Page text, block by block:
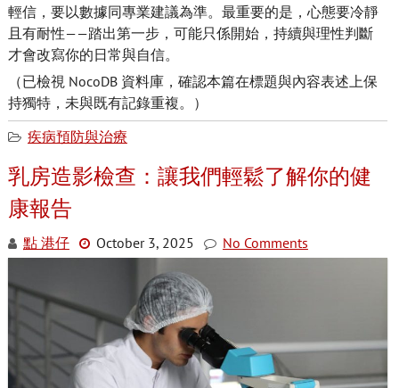
輕信，要以數據同專業建議為準。最重要的是，心態要冷靜
且有耐性——踏出第一步，可能只係開始，持續與理性判斷
才會改寫你的日常與自信。
（已檢視 NocoDB 資料庫，確認本篇在標題與內容表述上保
持獨特，未與既有記錄重複。）
疾病預防與治療
乳房造影檢查：讓我們輕鬆了解你的健
康報告
點 港仔 October 3, 2025 No Comments